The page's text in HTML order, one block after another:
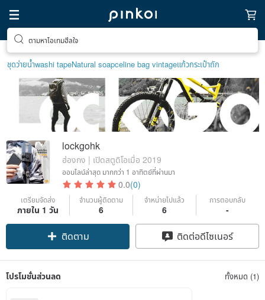
ตามหาไอเทมฮีลใจ
ชุดว่ายน้ำwashi tapeNatural soapceline bag vintageแก้วกระเป๋าถัก
lockgohk
ฮ่องกง | เปิดสตูดิโอเมื่อ 2019
ออนไลน์ล่าสุด มากกว่า 1 อาทิตย์ที่ผ่านมา
0.0(0)
เตรียมจัดส่ง
ภายใน 1 วัน
จำนวนผู้ติดตาม
6
จำหน่ายไปแล้ว
6
การตอบกลับ
-
ติดตาม ติดต่อดีไซเนอร์
โปรโมชั่นส่วนลด ทั้งหมด (1)